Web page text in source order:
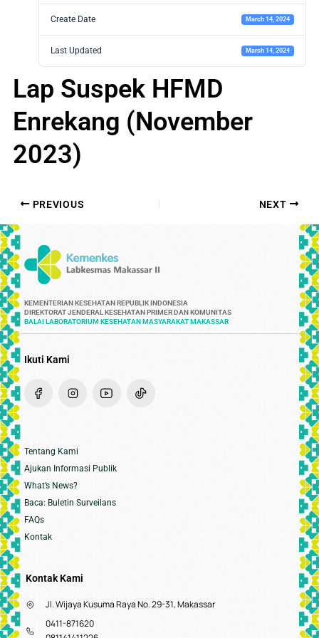
Create Date March 14, 2024
Last Updated March 14, 2024
Lap Suspek HFMD
Enrekang (November
2023)
PREVIOUS NEXT
KEMENTERIAN KESEHATAN REPUBLIK INDONESIA
DIREKTORAT JENDERAL KESEHATAN PRIMER DAN KOMUNITAS
BALAI LABORATORIUM KESEHATAN MASYARAKAT MAKASSAR
Ikuti Kami
Tentang Kami
Ajukan Informasi Publik
What’s News?
Baca: Buletin Surveilans
FAQs
Kontak
Kontak Kami
Jl. Wijaya Kusuma Raya No. 29-31, Makassar
0411-871620